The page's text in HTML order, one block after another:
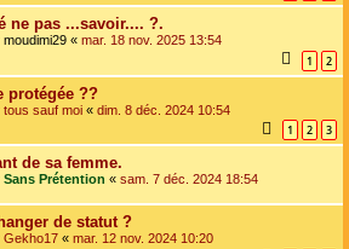
ne pas ...savoir.... ?.
moudimi29 « mar. 18 nov. 2025 13:54
1 2
protégée ??
tous sauf moi « dim. 8 déc. 2024 10:54
1 2 3
de sa femme.
Sans Prétention « sam. 7 déc. 2024 18:54
de statut ?
Gekho17 « mar. 12 nov. 2024 10:20